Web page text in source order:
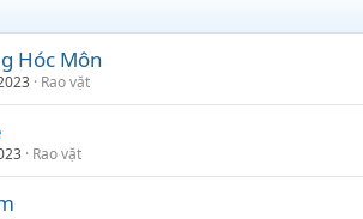
Hóc Môn
Rao vặt
Rao vặt